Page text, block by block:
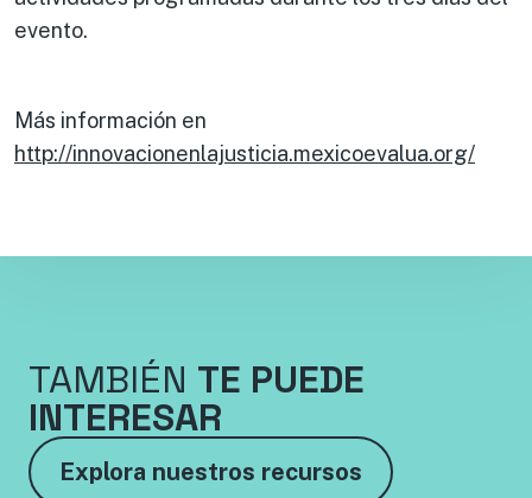
evento.
Más información en
http://innovacionenlajusticia.mexicoevalua.org/
TAMBIÉN TE PUEDE
INTERESAR
Explora nuestros recursos